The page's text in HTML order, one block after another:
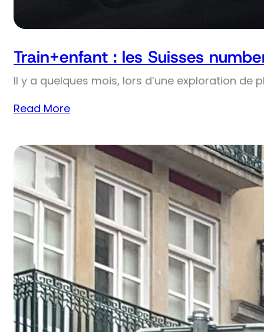
Train+enfant : les Suisses
Il y a quelques mois, lors d’une exploration de
Read More